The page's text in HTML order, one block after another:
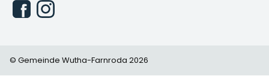
© Gemeinde Wutha-Farnroda 2026